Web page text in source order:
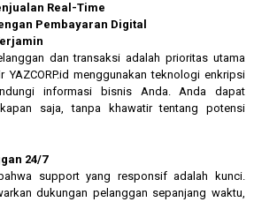
Real-Time
Pembayaran Digital
dan transaksi adalah prioritas utama
YAZCORP.id menggunakan teknologi enkripsi
informasi bisnis Anda. Anda dapat
saja, tanpa khawatir tentang potensi
24/7
support yang responsif adalah kunci.
dukungan pelanggan sepanjang waktu,